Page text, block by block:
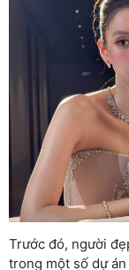
Trước đó, người
trong một số dự